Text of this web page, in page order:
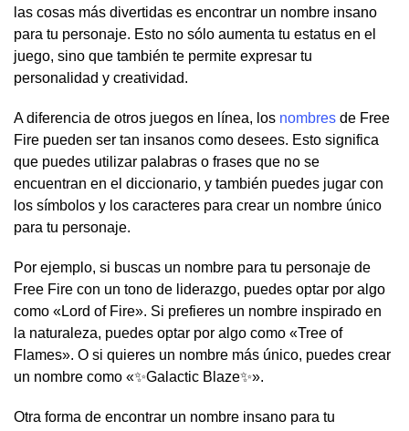
las cosas más divertidas es encontrar un nombre insano
para tu personaje. Esto no sólo aumenta tu estatus en el
juego, sino que también te permite expresar tu
personalidad y creatividad.
A diferencia de otros juegos en línea, los nombres de Free
Fire pueden ser tan insanos como desees. Esto significa
que puedes utilizar palabras o frases que no se
encuentran en el diccionario, y también puedes jugar con
los símbolos y los caracteres para crear un nombre único
para tu personaje.
Por ejemplo, si buscas un nombre para tu personaje de
Free Fire con un tono de liderazgo, puedes optar por algo
como «Lord of Fire». Si prefieres un nombre inspirado en
la naturaleza, puedes optar por algo como «Tree of
Flames». O si quieres un nombre más único, puedes crear
un nombre como «✨Galactic Blaze✨».
Otra forma de encontrar un nombre insano para tu